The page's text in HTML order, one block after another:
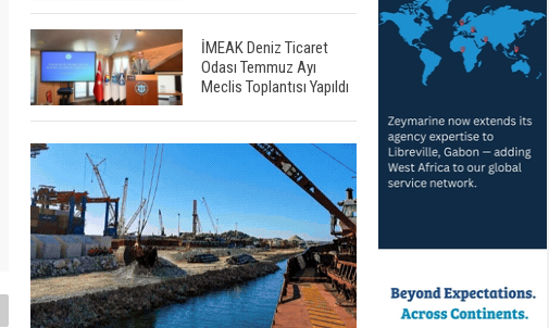
İMEAK Deniz Ticaret
Odası Temmuz Ayı
Meclis Toplantısı Yapıldı